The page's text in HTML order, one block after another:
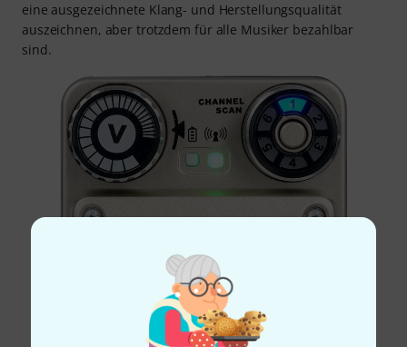
eine ausgezeichnete Klang- und Herstellungsqualität
auszeichnen, aber trotzdem für alle Musiker bezahlbar
sind.